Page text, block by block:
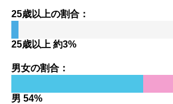
25歳以上の割合：
25歳以上 約3%
男女の割合：
男 54%